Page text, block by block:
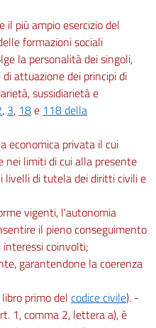
il più ampio esercizio del
formazioni sociali
la personalità dei singoli,
attuazione dei principi di
sussidiarietà e
, 3, 18e 118 della
economica privata il cui
nei limiti di cui alla presente
livelli di tutela dei diritti civili e
vigenti, l'autonomia
il pieno conseguimento
coinvolti;
garantendone la coerenza
primo del codice civile). -
1, comma 2, lettera a), è